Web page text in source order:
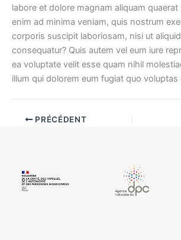
labore et dolore magnam aliquam
enim ad minima veniam, quis nostrum
corporis suscipit laboriosam, nisi ut
consequatur? Quis autem vel eum iure
ea voluptate velit esse quam nihil
illum qui dolorem eum fugiat quo voluptas
PRÉCÉDENT